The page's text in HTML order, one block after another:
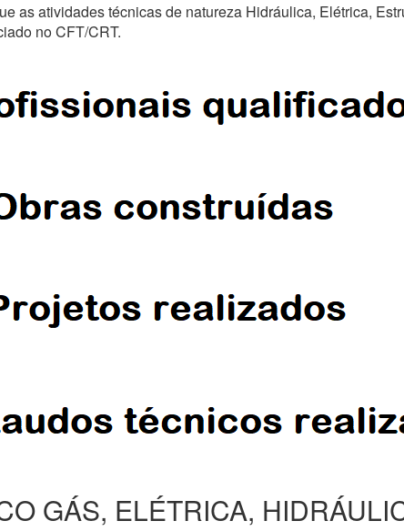
as atividades técnicas de natureza Hidráulica, Elétrica,
no CFT/CRT.
GÁS, ELÉTRICA,